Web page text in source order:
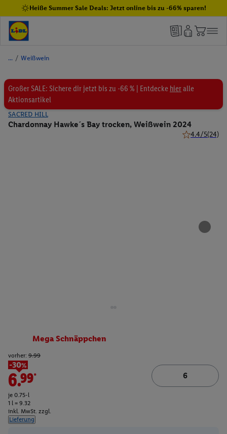
Heiße Summer Sale Deals: Jetzt online bis zu -66% sparen!
/ Weißwein
Großer SALE: Sichere dir jetzt bis zu -66 % | Entdecke hieralle
Aktionsartikel
SACRED HILL
Chardonnay Hawke´s Bay trocken, Weißwein 2024
4.4/5(24)
Mega Schnäppchen
vorher: 9.99
-30%
6.99*
je 0.75-l
1 l = 9.32
inkl. MwSt. zzgl.
Lieferung